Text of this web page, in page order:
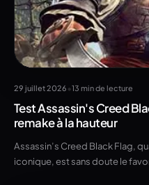
29 juillet 2026 •13 min de lecture
Test Assassin's Creed
remake à la hauteur
Assassin’s Creed Black Flag,
iconique, est sans doute le